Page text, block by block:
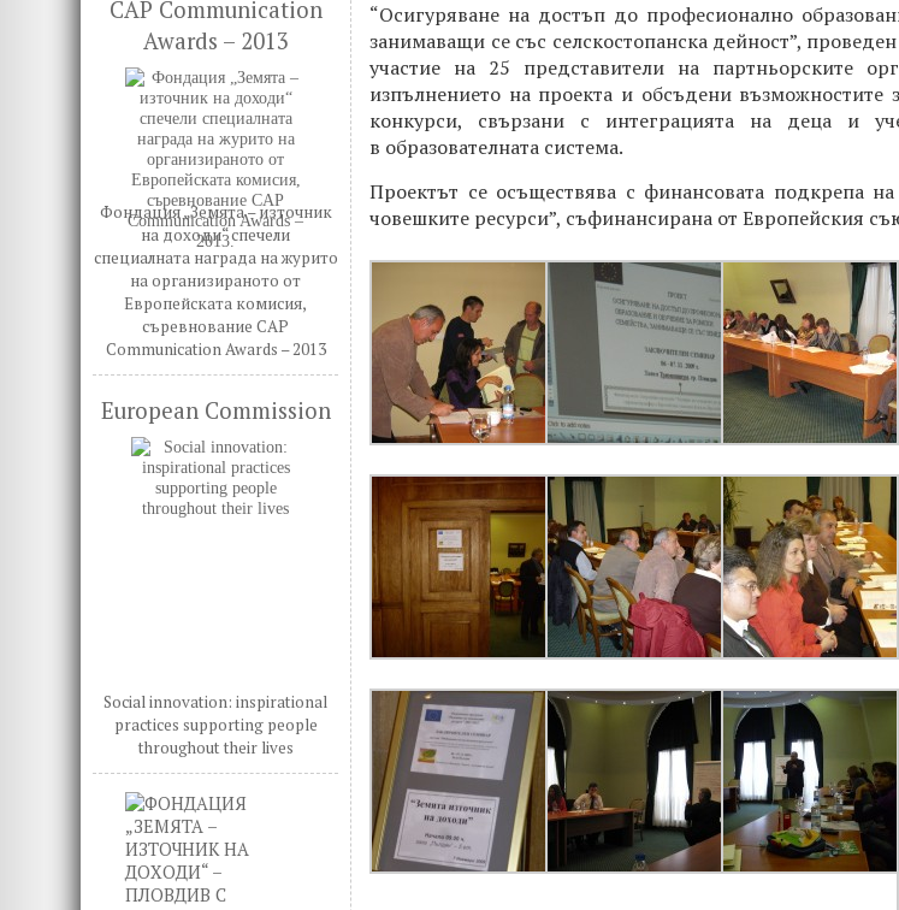
CAP Communication
Awards – 2013
Фондация „Земята – източник
на доходи“ спечели
специалната награда на журито
на организираното от
Европейската комисия,
съревнование CAP
Communication Awards – 2013
European Commission
Social innovation: inspirational
practices supporting people
throughout their lives
“Осигуряване на достъп до професионално
занимаващи се със селскостопанска дейност”,
участие на 25 представители на партньорските
изпълнението на проекта и обсъдени възможностите
конкурси, свързани с интеграцията на деца и
в образователната система.
Проектът се осъществява с финансовата подкрепа
човешките ресурси”, съфинансирана от Европейския